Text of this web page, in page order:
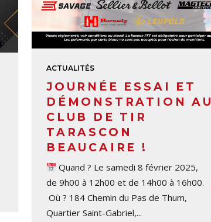
ACTUALITÉS
JOURNÉE ESSAI ET
DÉMONSTRATION AU
CLUB DE TIR
TARASCON
BEAUCAIRE !
Quand ? Le samedi 8 février 2025,
de 9h00 à 12h00 et de 14h00 à 16h00.
Où ? 184 Chemin du Pas de Thum,
Quartier Saint-Gabriel,...